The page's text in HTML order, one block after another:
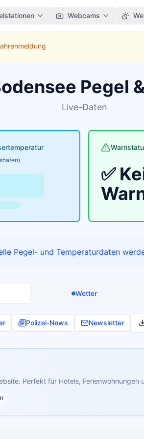
Webcams
Pegel
Live-Daten
✅
Pegel- und Temperaturdaten
Wetter
Polizei-News Newsletter
Perfekt für Hotels, Ferienwohnungen